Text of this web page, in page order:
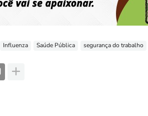
Influenza Saúde Pública segurança do trabalho